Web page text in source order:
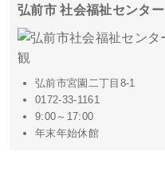
弘前市 社会福祉センター
弘前市宮園二丁目8-1
0172-33-1161
9:00～17:00
年末年始休館